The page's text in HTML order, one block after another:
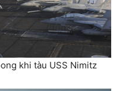
khi tàu USS Nimitz